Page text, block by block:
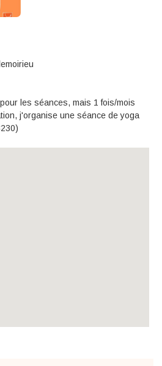
les séances, mais 1 fois/mois
j'organise une séance de yoga